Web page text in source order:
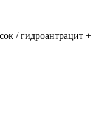
/ гидроантрацит +